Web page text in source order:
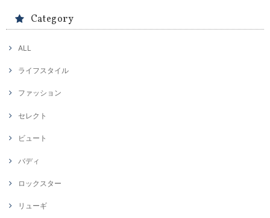
Category
ALL
ライフスタイル
ファッション
セレクト
ビュート
バディ
ロックスター
リューギ